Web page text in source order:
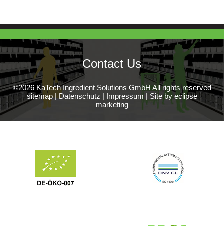
Contact Us
©2026 KaTech Ingredient Solutions GmbH All rights reserved
sitemap| Datenschutz | Impressum | Site by eclipse
marketing